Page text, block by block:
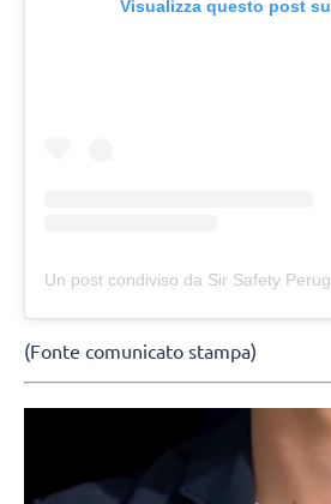
Visualizza questo post
(Fonte comunicato stampa)